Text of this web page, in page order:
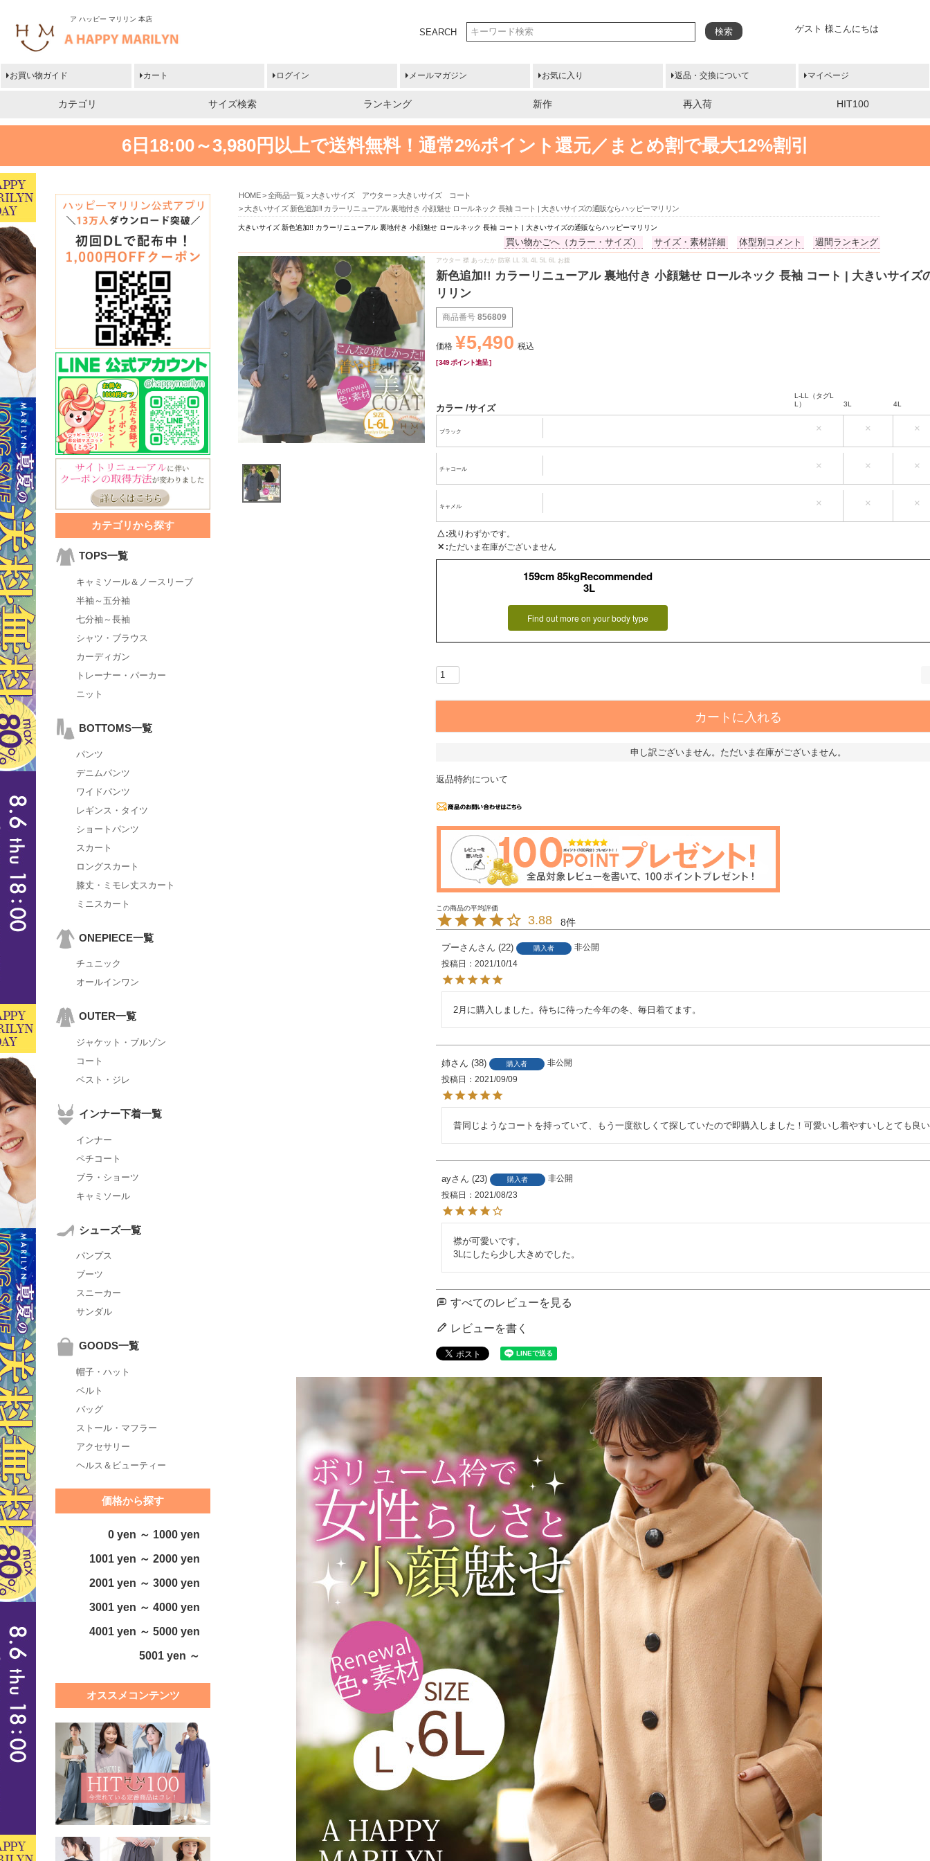
ア ハッピー マリリン 本店
ゲスト 様こんにちは
SEARCH 検索
お買い物ガイド カート ログイン メールマガジン お気に入り 返品・交換について マイページ
カテゴリ サイズ検索 ランキング 新作 再入荷 HIT100
6日18:00～3,980円以上で送料無料！ 通常2%ポイント還元／まとめ割で最大12%割引
カテゴリから探す
TOPS一覧
キャミソール＆ノースリーブ
半袖～五分袖
七分袖～長袖
シャツ・ブラウス
カーディガン
トレーナー・パーカー
ニット
BOTTOMS一覧
パンツ
デニムパンツ
ワイドパンツ
レギンス・タイツ
ショートパンツ
スカート
ロングスカート
膝丈・ミモレ丈スカート
ミニスカート
ONEPIECE一覧
チュニック
オールインワン
OUTER一覧
ジャケット・ブルゾン
コート
ベスト・ジレ
インナー下着一覧
インナー
ペチコート
ブラ・ショーツ
キャミソール
シューズ一覧
パンプス
ブーツ
スニーカー
サンダル
GOODS一覧
帽子・ハット
ベルト
バッグ
ストール・マフラー
アクセサリー
ヘルス＆ビューティー
価格から探す
0 yen ～ 1000 yen
1001 yen ～ 2000 yen
2001 yen ～ 3000 yen
3001 yen ～ 4000 yen
4001 yen ～ 5000 yen
5001 yen ～
オススメコンテンツ
HOME 全商品一覧 大きいサイズ アウター
大きいサイズ コート
大きいサイズ 新色追加!! カラーリニューアル 裏地付き 小顔魅せ ロールネック 長袖 コート | 大きいサイズの通販ならハッピーマリリン
大きいサイズ 新色追加!! カラーリニューアル 裏地付き 小顔魅せ ロールネック 長袖 コート | 大きいサイズの通販ならハッピーマリリン
買い物かごへ（カラー・サイズ） サイズ・素材詳細 体型別コメント 週間ランキング
アウター 襟 あったか 防寒 LL 3L 4L 5L 6L お腹
新色追加!! カラーリニューアル 裏地付き 小顔魅せ ロールネック 長袖 コート | 大きいサイズ
リリン
商品番号 856809
価格 ¥5,490 税込
[349 ポイント進呈 ]
カラー サイズ
ブラック
L-LL（タグL
L）
×
3L
×
4L
×
チャコール
L-LL（タグL
× × ×
キャメル
L-LL（タグL
× × ×
△ 残りわずかです。
✕ ただいま在庫がございません
159cm 85kgRecommended
3L
Find out more on your body type
カートに入れる
申し訳ございません。ただいま在庫がございません。
返品特約について
3.88 8
プーさん 22 購入者
非公開
投稿日
2021/10/14
2月に購入しました。待ちに待った今年の冬、毎日着てます。
姉 38 購入者
非公開
投稿日
2021/09/09
昔同じようなコートを持っていて、もう一度欲しくて探していたので即購入しました！可愛いし着やすいしとても良
ay 23 購入者
非公開
投稿日
2021/08/23
襟が可愛いです。
3Lにしたら少し大きめでした。
すべてのレビューを見る
レビューを書く